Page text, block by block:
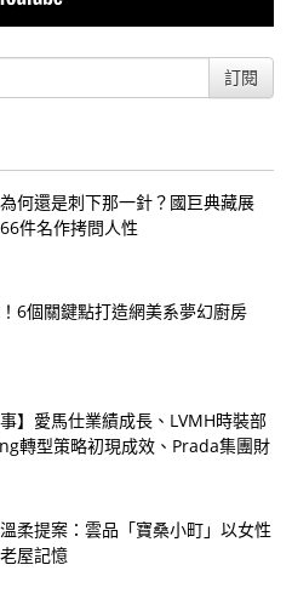
訂閱
何還是刺下那一針？國巨典藏展
件名作拷問人性
6個關鍵點打造網美系夢幻廚房
事】愛馬仕業績成長、LVMH時裝部
轉型策略初現成效、Prada集團財
柔提案：雲品「寶桑小町」以女性
屋記憶